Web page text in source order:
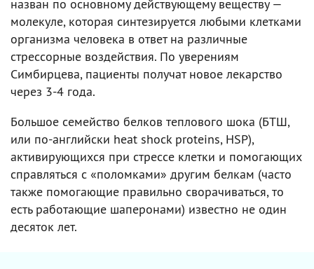
назван по основному действующему веществу —
молекуле, которая синтезируется любыми клетками
организма человека в ответ на различные
стрессорные воздействия. По уверениям
Симбирцева, пациенты получат новое лекарство
через 3-4 года.
Большое семейство белков теплового шока (БТШ,
или по-английски heat shock proteins, HSP),
активирующихся при стрессе клетки и помогающих
справляться с «поломками» другим белкам (часто
также помогающие правильно сворачиваться, то
есть работающие шаперонами) известно не один
десяток лет.